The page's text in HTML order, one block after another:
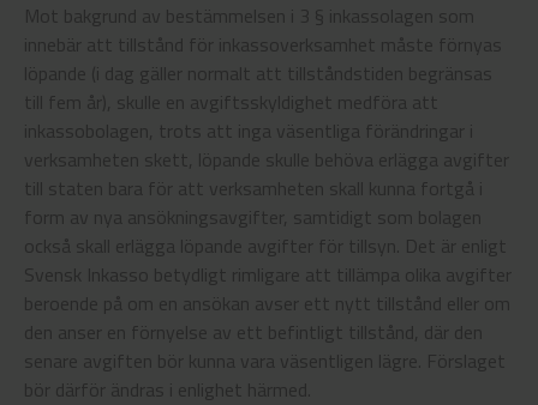
Mot bakgrund av bestämmelsen i 3 § inkassolagen som
innebär att tillstånd för inkassoverksamhet måste förnyas
löpande (i dag gäller normalt att tillståndstiden begränsas
till fem år), skulle en avgiftsskyldighet medföra att
inkassobolagen, trots att inga väsentliga förändringar i
verksamheten skett, löpande skulle behöva erlägga avgifter
till staten bara för att verksamheten skall kunna fortgå i
form av nya ansökningsavgifter, samtidigt som bolagen
också skall erlägga löpande avgifter för tillsyn. Det är enligt
Svensk Inkasso betydligt rimligare att tillämpa olika avgifter
beroende på om en ansökan avser ett nytt tillstånd eller om
den anser en förnyelse av ett befintligt tillstånd, där den
senare avgiften bör kunna vara väsentligen lägre. Förslaget
bör därför ändras i enlighet härmed.